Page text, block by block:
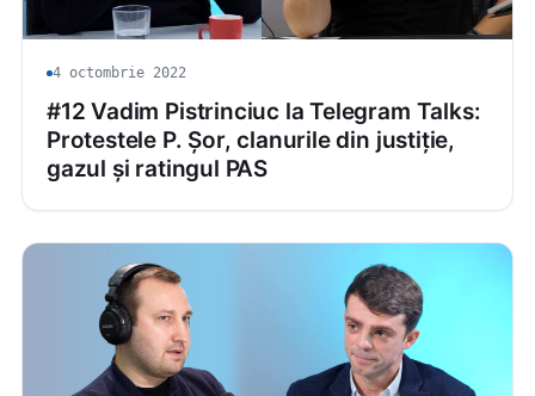
4 octombrie 2022
#12 Vadim Pistrinciuc la Telegram Talks:
Protestele P. Șor, clanurile din justiție,
gazul și ratingul PAS